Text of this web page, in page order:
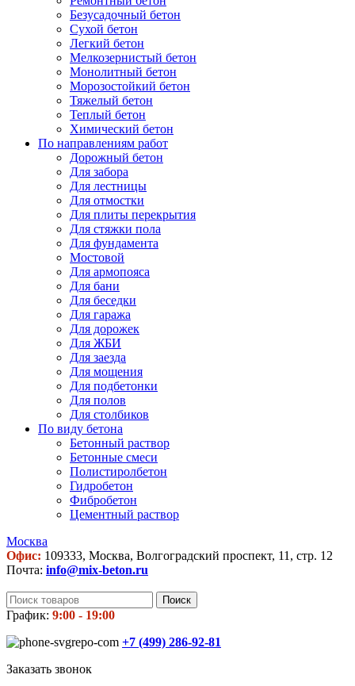
Безусадочный бетон
Сухой бетон
Легкий бетон
Мелкозернистый бетон
Монолитный бетон
Морозостойкий бетон
Тяжелый бетон
Теплый бетон
Химический бетон
По направлениям работ
Дорожный бетон
Для забора
Для лестницы
Для отмостки
Для плиты перекрытия
Для стяжки пола
Для фундамента
Мостовой
Для армопояса
Для бани
Для беседки
Для гаража
Для дорожек
Для ЖБИ
Для заезда
Для мощения
Для подбетонки
Для полов
Для столбиков
По виду бетона
Бетонный раствор
Бетонные смеси
Полистиролбетон
Гидробетон
Фибробетон
Цементный раствор
Москва
Офис: 109333, Москва, Волгоградский проспект, 11, стр. 12
Почта: info@mix-beton.ru
Поиск
График: 9:00 - 19:00
+7 (499) 286-92-81
Заказать звонок